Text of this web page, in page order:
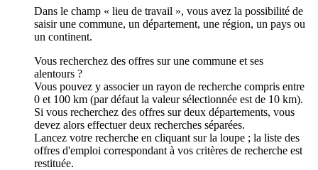
Dans le champ « lieu de travail », vous avez la possibilité de
saisir une commune, un département, une région, un pays ou
un continent.
Vous recherchez des offres sur une commune et ses
alentours ?
Vous pouvez y associer un rayon de recherche compris entre
0 et 100 km (par défaut la valeur sélectionnée est de 10 km).
Si vous recherchez des offres sur deux départements, vous
devez alors effectuer deux recherches séparées.
Lancez votre recherche en cliquant sur la loupe ; la liste des
offres d'emploi correspondant à vos critères de recherche est
restituée.